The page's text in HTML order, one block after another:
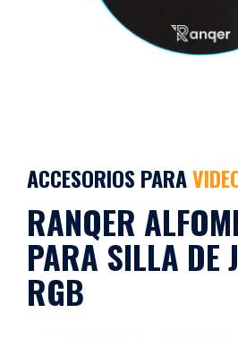
ACCESORIOS PARA
RANQER
PARA SILLA DE
RGB